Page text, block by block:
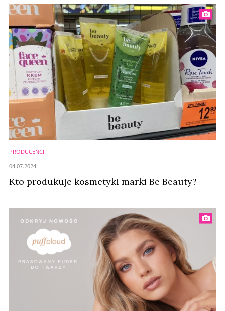
PRODUCENCI
Kto produkuje kosmetyki marki Be Beauty?
04.07.2024